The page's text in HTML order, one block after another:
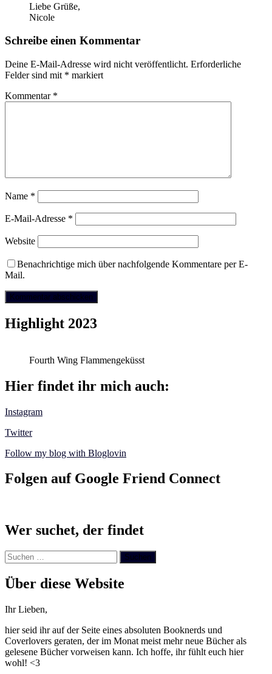
Liebe Grüße,
Nicole
Schreibe einen Kommentar
Deine E-Mail-Adresse wird nicht veröffentlicht. Erforderliche
Felder sind mit * markiert
Kommentar *
Name *
E-Mail-Adresse *
Website
Benachrichtige mich über nachfolgende Kommentare per E-
Mail.
Highlight 2023
Fourth Wing Flammengeküsst
Hier findet ihr mich auch:
Instagram
Twitter
Follow my blog with Bloglovin
Folgen auf Google Friend Connect
Wer suchet, der findet
Suchen
nach:
Über diese Website
Ihr Lieben,
hier seid ihr auf der Seite eines absoluten Booknerds und
Coverlovers geraten, der im Monat meist mehr neue Bücher als
gelesene Bücher vorweisen kann. Ich hoffe, ihr fühlt euch hier
wohl! <3